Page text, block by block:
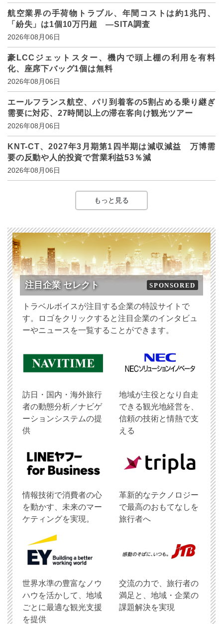
航空業界の手荷物トラブル、年間コストは約1兆円、
「紛失」は1個10万円超 ―SITA調査
2026年08月06日
豪LCCジェットスター、機内で頭上棚の利用を有料
化、座席下バッグ1個は無料
2026年08月06日
エールフランス航空、パリ到着客の5割占める乗り継ぎ
需要に対応、27時間以上の滞在客向け観光ツアー
2026年08月06日
KNT-CT、2027年3月期第1四半期は減収減益 万博需
要の反動や人的投資で営業利益53％減
2026年08月06日
もっと見る
注目企業 セレクト SPONSORED
トラベルボイスが注目する企業の特設サイトで
す。ロゴをクリックすると注目企業のインタビュ
ーやニュースを一覧することができます。
訪日・国内・海外旅行
者の動態分析／ナビゲ
ーションシステムの提
供
地域が主役となり自走
できる観光地経営を、
信頼の技術と情熱で支
える
情報技術で消費者の心
を動かす、未来のマー
ケティングを実現。
革新的なテクノロジー
で最高のおもてなしを
旅行者へ
世界水準の豊富なノウ
ハウを活かして、地域
ごとに最適な観光支援
を提供
交流の力で、旅行者の
満足と、地域・企業の
課題解決を実現